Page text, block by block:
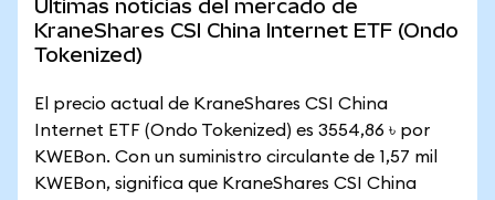
Últimas noticias del mercado de
KraneShares CSI China Internet ETF (Ondo
Tokenized)
El precio actual de KraneShares CSI China
Internet ETF (Ondo Tokenized) es 3554,86 ৳ por
KWEBon. Con un suministro circulante de 1,57 mil
KWEBon, significa que KraneShares CSI China